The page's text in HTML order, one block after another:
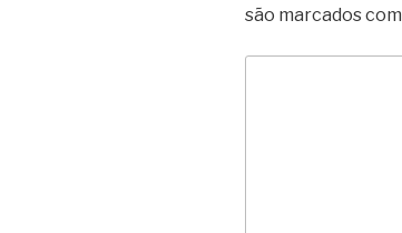
são marcados com